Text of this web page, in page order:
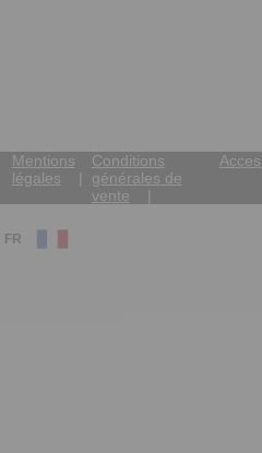
Mentions
légales
Conditions
générales de
vente
FR